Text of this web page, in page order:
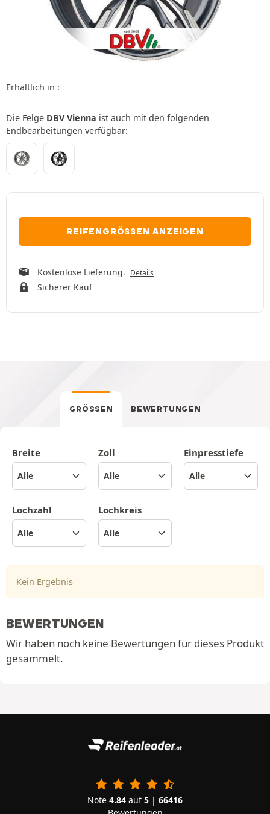
Erhältlich in :
Die Felge DBV Vienna ist auch mit den folgenden
Endbearbeitungen verfügbar:
REIFENGRÖSSEN ANZEIGEN
Kostenlose Lieferung. Details
Sicherer Kauf
GRÖSSEN BEWERTUNGEN
Breite Zoll Einpresstiefe
Lochzahl Lochkreis
Kein Ergebnis
BEWERTUNGEN
Wir haben noch keine Bewertungen für dieses Produkt
gesammelt.
Note 4.84 auf5 | 66416